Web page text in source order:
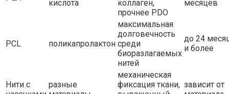
кислота
коллаген,
прочнее PDO
месяцев
PCL поликапролактон
максимальная
долговечность
среди
биоразлагаемых
нитей
до 24
и более
Нити с
разные
механическая
фиксация ткани, зависит от